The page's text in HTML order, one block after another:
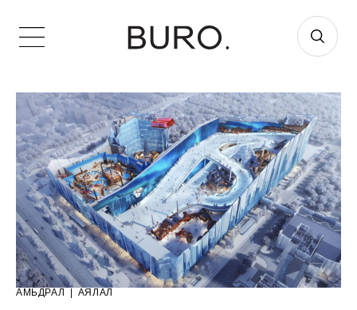
АМЬДРАЛ АЯЛАЛ